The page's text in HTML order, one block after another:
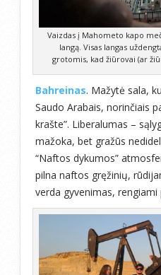
Vaizdas į Mahometo kapo
langą. Visas langas
grotomis, kad žiūrovai (ar
Bahreinas. Mažytė sala,
Saudo Arabais, norinčiais
krašte”. Liberalumas –
mažoka, bet gražūs
“Naftos dykumos”
pilna naftos gręžinių,
verda gyvenimas, rengiami